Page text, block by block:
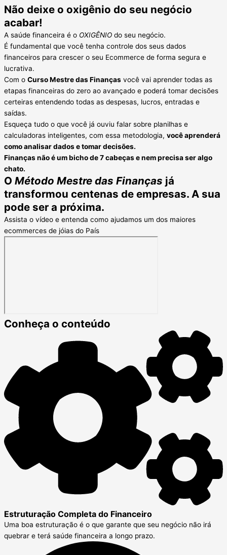
Não deixe o oxigênio do seu negócio
acabar!
A saúde financeira é o OXIGÊNIO do seu negócio.
É fundamental que você tenha controle dos seus dados
financeiros para crescer o seu Ecommerce de forma segura e
lucrativa.
Com o Curso Mestre das Finanças você vai aprender todas as
etapas financeiras do zero ao avançado e poderá tomar decisões
certeiras entendendo todas as despesas, lucros, entradas e
saídas.
Esqueça tudo o que você já ouviu falar sobre planilhas e
calculadoras inteligentes, com essa metodologia, você aprenderá
como analisar dados e tomar decisões.
Finanças não é um bicho de 7 cabeças e nem precisa ser algo
chato.
O Método Mestre das Finanças já
transformou centenas de empresas. A sua
pode ser a próxima.
Assista o vídeo e entenda como ajudamos um dos maiores
ecommerces de jóias do País
Conheça o conteúdo
Estruturação Completa do Financeiro
Uma boa estruturação é o que garante que seu negócio não irá
quebrar e terá saúde financeira a longo prazo.